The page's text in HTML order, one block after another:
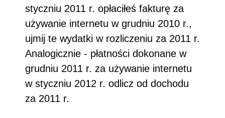
styczniu 2011 r. opłaciłeś fakturę za
używanie internetu w grudniu 2010 r.,
ujmij te wydatki w rozliczeniu za 2011 r.
Analogicznie - płatności dokonane w
grudniu 2011 r. za używanie internetu
w styczniu 2012 r. odlicz od dochodu
za 2011 r.